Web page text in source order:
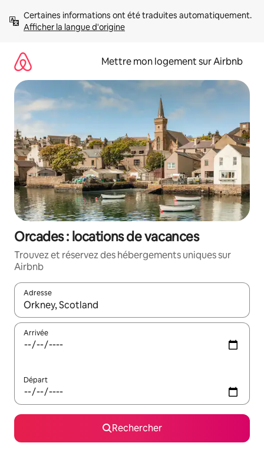
directement
Afficher la langue d'origine
Mettre mon logement sur Airbnb
Orcades : locations de vacances
Trouvez et réservez des hébergements uniques sur
Airbnb
Adresse
Lorsque les résultats s'affichent, utilisez les flèches vers le
Arrivée
Départ
Rechercher